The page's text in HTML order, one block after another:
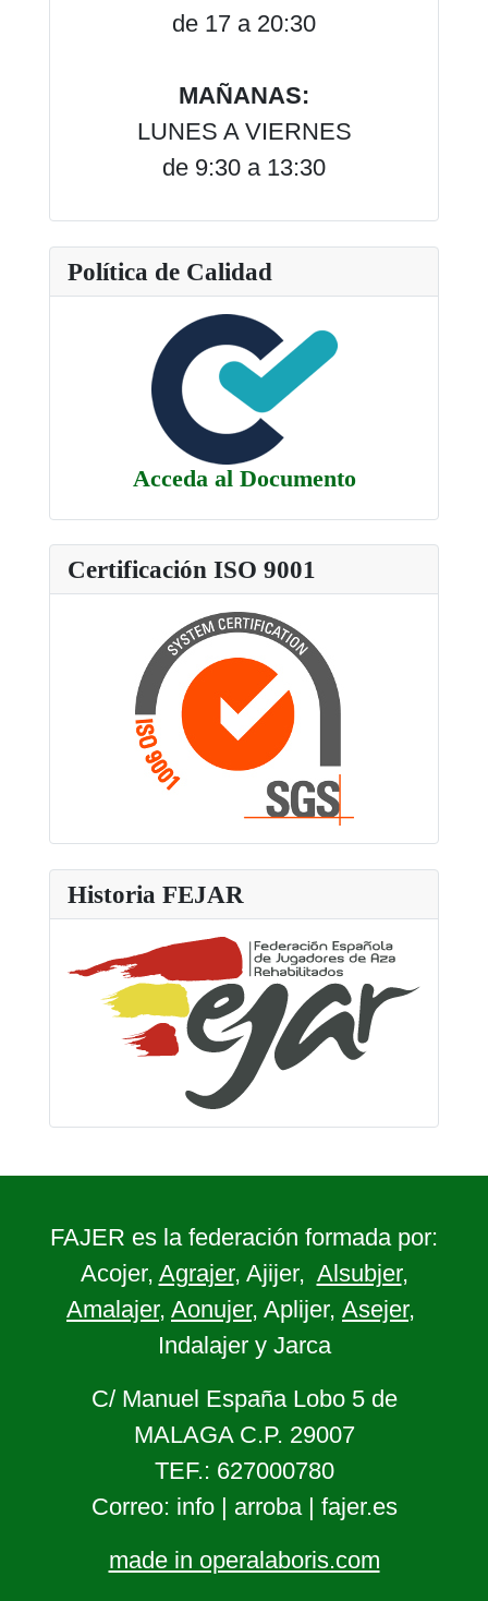
de 17 a 20:30
MAÑANAS:
LUNES A VIERNES
de 9:30 a 13:30
Política de Calidad
Acceda al Documento
Certificación ISO 9001
Historia FEJAR
FAJER es la federación formada por:
Acojer, Agrajer, Ajijer, Alsubjer,
Amalajer, Aonujer, Aplijer, Asejer,
Indalajer y Jarca
C/ Manuel España Lobo 5 de
MALAGA C.P. 29007
TEF.: 627000780
Correo: info | arroba | fajer.es
made in operalaboris.com